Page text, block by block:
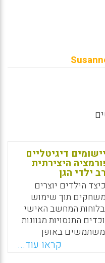
דיגיטליים
היצירתית
ילדי הגן
הילדים יוצרים
תוך שימוש
בלוחות המחשב האישי
התנסויות מגוונות
משתמשים באופן
דידקטיים.
שבו המשחק היזום
קראו עוד...